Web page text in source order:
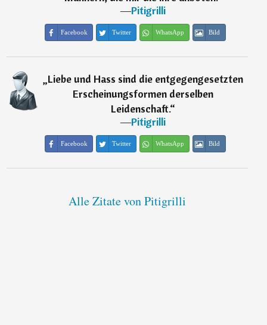
―Pitigrilli
Facebook Twitter WhatsApp Bild
„Liebe und Hass sind die entgegengesetzten
Erscheinungsformen derselben
Leidenschaft.“
―Pitigrilli
Facebook Twitter WhatsApp Bild
Alle Zitate von Pitigrilli